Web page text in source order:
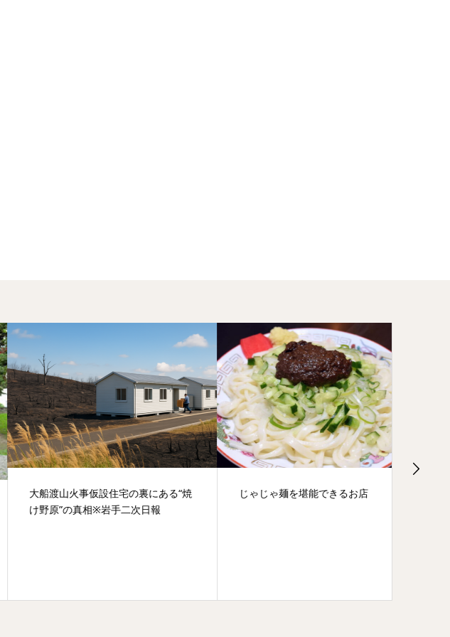
大船渡山火事仮設住宅の裏にある“焼
け野原”の真相※岩手二次日報
じゃじゃ麺を堪能できるお店